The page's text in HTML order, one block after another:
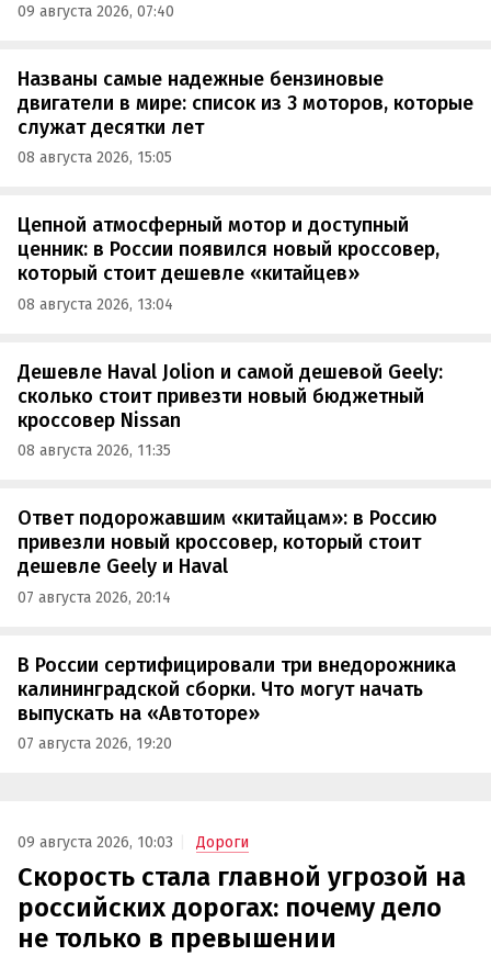
09 августа 2026, 07:40
Названы самые надежные бензиновые
двигатели в мире: список из 3 моторов, которые
служат десятки лет
08 августа 2026, 15:05
Цепной атмосферный мотор и доступный
ценник: в России появился новый кроссовер,
который стоит дешевле «китайцев»
08 августа 2026, 13:04
Дешевле Haval Jolion и самой дешевой Geely:
сколько стоит привезти новый бюджетный
кроссовер Nissan
08 августа 2026, 11:35
Ответ подорожавшим «китайцам»: в Россию
привезли новый кроссовер, который стоит
дешевле Geely и Haval
07 августа 2026, 20:14
В России сертифицировали три внедорожника
калининградской сборки. Что могут начать
выпускать на «Автоторе»
07 августа 2026, 19:20
09 августа 2026, 10:03 Дороги
Скорость стала главной угрозой на
российских дорогах: почему дело
не только в превышении